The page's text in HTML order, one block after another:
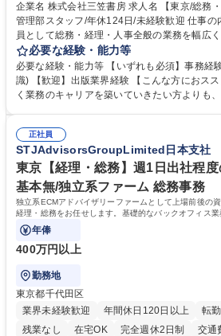
企業名 株式会社三笠書房 求人名 【東京/総務・経理・人事】老舗出版社の
管理部スタッフ/年休124日/未経験歓迎 仕事の内容 ◆当社の管理部門の一
員として総務・経理・人事全般の業務を幅広
く、社員一人ひとりの意思を尊重する社風で
で幅広いバックオフィス業務を習得いただきます。 具体的には■
品補充、採用に関するスケジュール調整など
理、提示支払業務、問い合わせ対応など。 社
は幅広い業務に携わり、意見やアイデアなど
す。 募集職種 【東京/総務・経理・人事】老舗出版社の管理部スタッフ/年
休124日/未経験歓迎
必要な経験・能力等
必要な経験・能力等 【いずれも必須】事務経
識) 【歓迎】出版業界経験 【こんな方におススメ！】 決算業務など狭く深
く業務のキャリアを築いていきたい方よりも
正社員
STJAdvisorsGroupLimited日本支社
東京【経理・総務】週1日出社程
基本無/独立系ファーム 総務事務
独立系ECMアドバイザリーファームとして上場前後の
経理・総務をお任せします。基礎的なバックオフィス業
任担当として広く活躍できる環境です。
年俸
400万円以上
勤務地
東京都千代田区
業界未経験歓迎
年間休日120日以上 転
残業なし
在宅OK 完全週休2日制 交通